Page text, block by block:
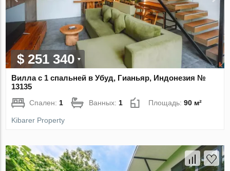
$ 251 340
Вилла с 1 спальней в Убуд, Гианьяр, Индонезия №
13135
Спален:1 Ванных:1 Площадь:90 м²
Kibarer Property